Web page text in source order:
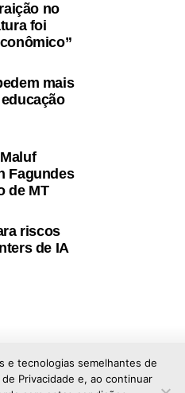
no
foi
mais
Fagundes
de MT
riscos
de IA
e tecnologias semelhantes de
Privacidade e, ao continuar